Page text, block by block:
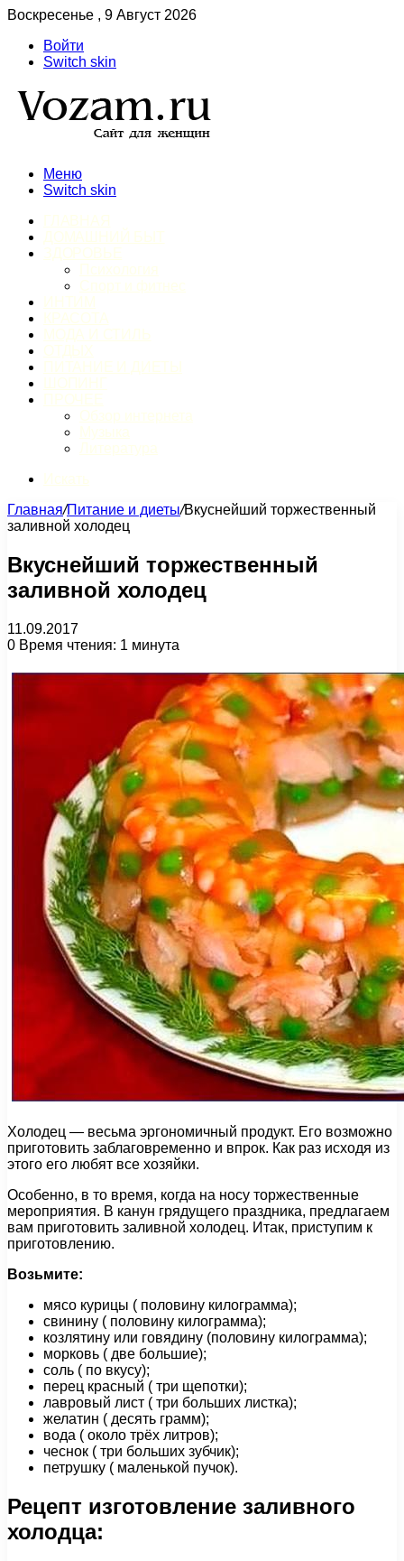
Воскресенье , 9 Август 2026
Войти
Switch skin
Меню
Switch skin
Главная/Питание и диеты/Вкуснейший торжественный
заливной холодец
Вкуснейший торжественный
заливной холодец
11.09.2017
0 Время чтения: 1 минута
Холодец — весьма эргономичный продукт. Его возможно
приготовить заблаговременно и впрок. Как раз исходя из
этого его любят все хозяйки.
Особенно, в то время, когда на носу торжественные
мероприятия. В канун грядущего праздника, предлагаем
вам приготовить заливной холодец. Итак, приступим к
приготовлению.
Возьмите:
мясо курицы ( половину килограмма);
свинину ( половину килограмма);
козлятину или говядину (половину килограмма);
морковь ( две большие);
соль ( по вкусу);
перец красный ( три щепотки);
лавровый лист ( три больших листка);
желатин ( десять грамм);
вода ( около трёх литров);
чеснок ( три больших зубчик);
петрушку ( маленькой пучок).
Рецепт изготовление заливного
холодца: